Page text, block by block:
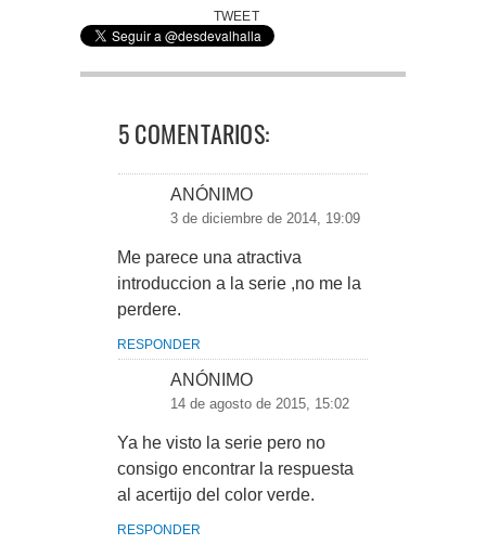
TWEET
5 COMENTARIOS:
ANÓNIMO
3 de diciembre de 2014, 19:09
Me parece una atractiva
introduccion a la serie ,no me la
perdere.
RESPONDER
ANÓNIMO
14 de agosto de 2015, 15:02
Ya he visto la serie pero no
consigo encontrar la respuesta
al acertijo del color verde.
RESPONDER